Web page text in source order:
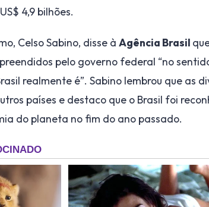
4,9 bilhões.
Celso Sabino, disse à Agência Brasil
pelo governo federal “no
realmente é”. Sabino lembrou que as
países e destaco que o Brasil foi
do planeta no fim do ano passado.